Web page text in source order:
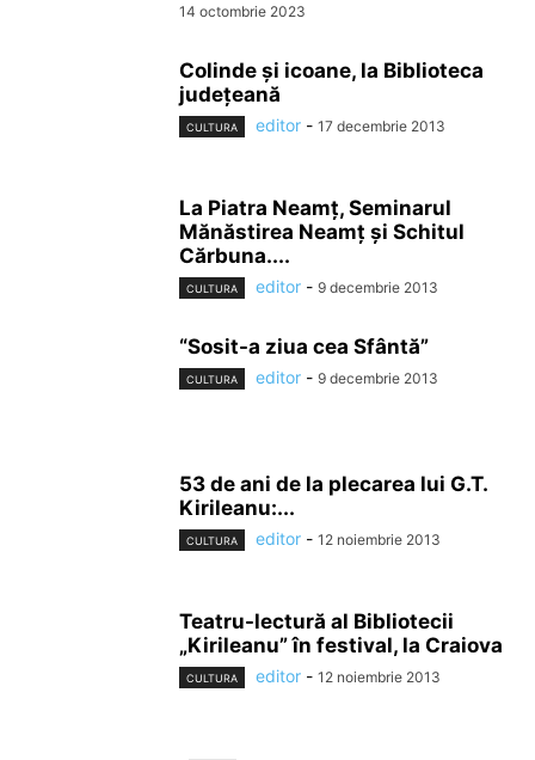
14 octombrie 2023
Colinde şi icoane, la Biblioteca
judeţeană
CULTURA editor - 17 decembrie 2013
La Piatra Neamţ, Seminarul
Mănăstirea Neamţ şi Schitul
Cărbuna....
CULTURA editor - 9 decembrie 2013
“Sosit-a ziua cea Sfântă”
CULTURA editor - 9 decembrie 2013
53 de ani de la plecarea lui G.T.
Kirileanu:...
CULTURA editor - 12 noiembrie 2013
Teatru-lectură al Bibliotecii
„Kirileanu” în festival, la Craiova
CULTURA editor - 12 noiembrie 2013